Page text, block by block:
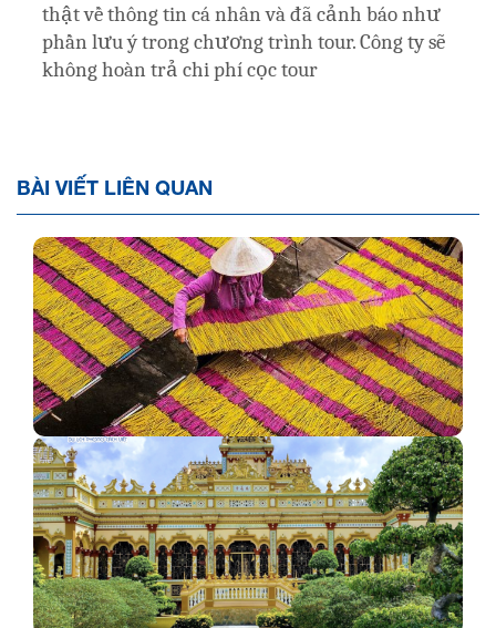
thật về thông tin cá nhân và đã cảnh báo như
phần lưu ý trong chương trình tour. Công ty sẽ
không hoàn trả chi phí cọc tour
BÀI VIẾT LIÊN QUAN
Đặc sản Tây Ninh - bạn biết chưa?